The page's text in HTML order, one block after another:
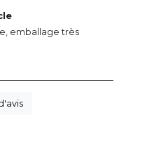
emballage très